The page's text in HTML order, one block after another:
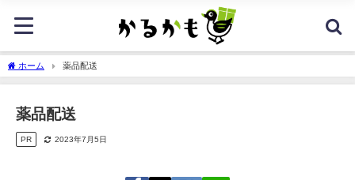
ホーム 薬品配送
薬品配送
PR 2023年7月5日